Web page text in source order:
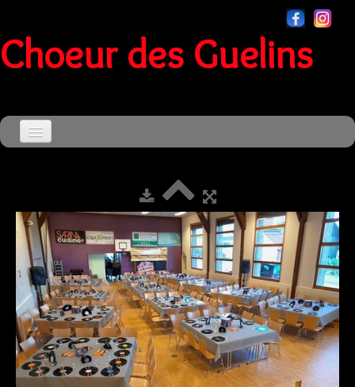
Choeur des Guelins
Le Choeur▼
Souvenirs ▼
Sensationnel
Contact
Espace membre▼